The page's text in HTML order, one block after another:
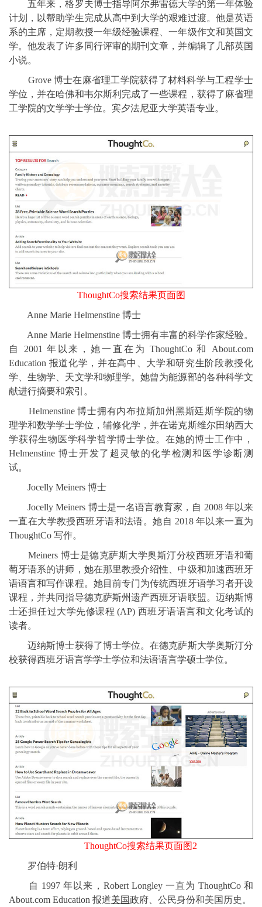
五年来，格罗夫博士指导阿尔弗雷德大学的第一年体验
计划，以帮助学生完成从高中到大学的艰难过渡。他是英语
系的主席，定期教授一年级经验课程、一年级作文和英国文
学。他发表了许多同行评审的期刊文章，并编辑了几部英国
小说。
Grove 博士在麻省理工学院获得了材料科学与工程学士
学位，并在哈佛和韦尔斯利完成了一些课程，获得了麻省理
工学院的文学学士学位。宾夕法尼亚大学英语专业。
ThoughtCo搜索结果页面图
Anne Marie Helmenstine 博士
Anne Marie Helmenstine 博士拥有丰富的科学作家经验。
自 2001 年以来，她一直在为 ThoughtCo 和 About.com
Education 报道化学，并在高中、大学和研究生阶段教授化
学、生物学、天文学和物理学。她曾为能源部的各种科学文
献进行摘要和索引。
Helmenstine 博士拥有内布拉斯加州黑斯廷斯学院的物
理学和数学学士学位，辅修化学，并在诺克斯维尔田纳西大
学获得生物医学科学哲学博士学位。在她的博士工作中，
Helmenstine 博士开发了超灵敏的化学检测和医学诊断测
试。
Jocelly Meiners 博士
Jocelly Meiners 博士是一名语言教育家，自 2008 年以来
一直在大学教授西班牙语和法语。她自 2018 年以来一直为
ThoughtCo 写作。
Meiners 博士是德克萨斯大学奥斯汀分校西班牙语和葡
萄牙语系的讲师，她在那里教授介绍性、中级和加速西班牙
语语言和写作课程。她目前专门为传统西班牙语学习者开设
课程，并共同指导德克萨斯州遗产西班牙语联盟。迈纳斯博
士还担任过大学先修课程 (AP) 西班牙语语言和文化考试的
读者。
迈纳斯博士获得了博士学位。在德克萨斯大学奥斯汀分
校获得西班牙语言学学士学位和法语语言学硕士学位。
ThoughtCo搜索结果页面图2
罗伯特·朗利
自 1997 年以来，Robert Longley 一直为 ThoughtCo 和
About.com Education 报道美国政府、公民身份和美国历史。